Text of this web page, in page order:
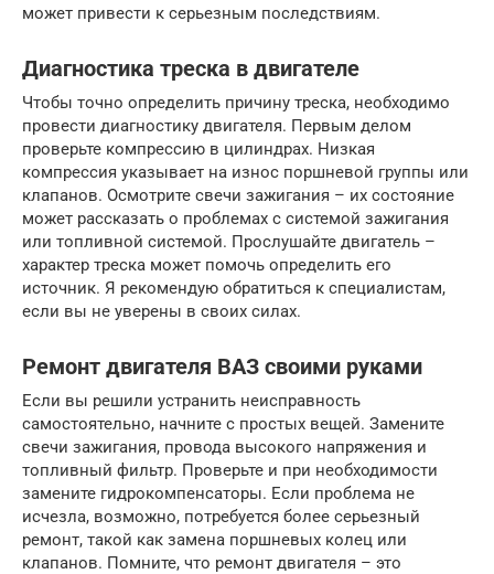
может привести к серьезным последствиям.
Диагностика треска в двигателе
Чтобы точно определить причину треска, необходимо
провести диагностику двигателя. Первым делом
проверьте компрессию в цилиндрах. Низкая
компрессия указывает на износ поршневой группы или
клапанов. Осмотрите свечи зажигания – их состояние
может рассказать о проблемах с системой зажигания
или топливной системой. Прослушайте двигатель –
характер треска может помочь определить его
источник. Я рекомендую обратиться к специалистам,
если вы не уверены в своих силах.
Ремонт двигателя ВАЗ своими руками
Если вы решили устранить неисправность
самостоятельно, начните с простых вещей. Замените
свечи зажигания, провода высокого напряжения и
топливный фильтр. Проверьте и при необходимости
замените гидрокомпенсаторы. Если проблема не
исчезла, возможно, потребуется более серьезный
ремонт, такой как замена поршневых колец или
клапанов. Помните, что ремонт двигателя – это